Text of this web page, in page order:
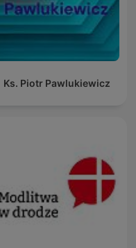
Ks. Piotr Pawlukiewicz